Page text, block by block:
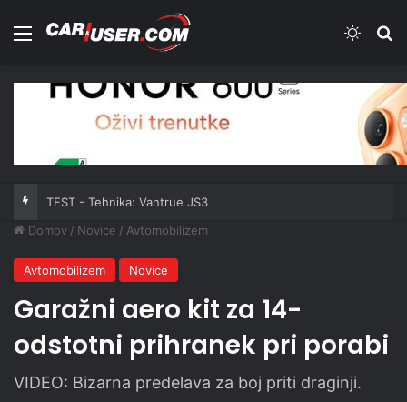
Meni
TEST - Tehnika: Vantrue JS3
Domov / Novice / Avtomobilizem
Avtomobilizem Novice
Garažni aero kit za 14-
odstotni prihranek pri porabi
VIDEO: Bizarna predelava za boj priti draginji.